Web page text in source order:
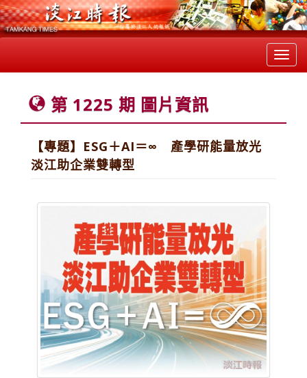
第 1225 期 圖片資訊
【專題】ESG＋AI＝∞ 產學研能量放光
淡江助企業雙轉型